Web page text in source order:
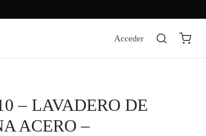
Acceder
– LAVADERO DE
ACERO –